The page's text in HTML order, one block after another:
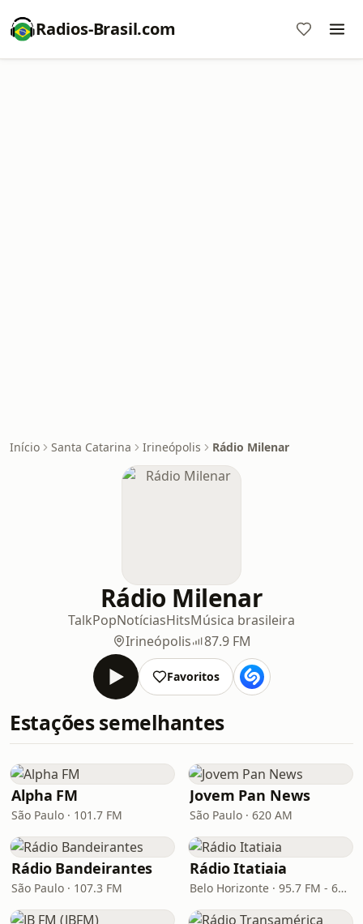
Radios-Brasil.com
Início Santa Catarina Irineópolis Rádio Milenar
Rádio Milenar
TalkPopNotíciasHitsMúsica brasileira
Irineópolis
87.9 FM
Favoritos
Estações semelhantes
Alpha FM
São Paulo · 101.7 FM
Jovem Pan News
São Paulo · 620 AM
Rádio Bandeirantes
São Paulo · 107.3 FM
Rádio Itatiaia
Belo Horizonte · 95.7 FM - 610 AM